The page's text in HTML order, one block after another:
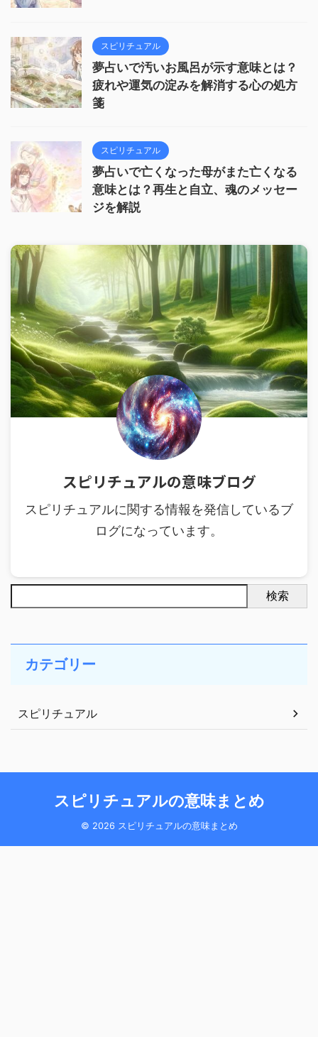
スピリチュアル
夢占いで汚いお風呂が示す意味とは？
疲れや運気の淀みを解消する心の処方
箋
スピリチュアル
夢占いで亡くなった母がまた亡くなる
意味とは？再生と自立、魂のメッセー
ジを解説
スピリチュアルの意味ブログ
スピリチュアルに関する情報を発信しているブ
ログになっています。
検索
カテゴリー
スピリチュアル
スピリチュアルの意味まとめ
© 2026 スピリチュアルの意味まとめ